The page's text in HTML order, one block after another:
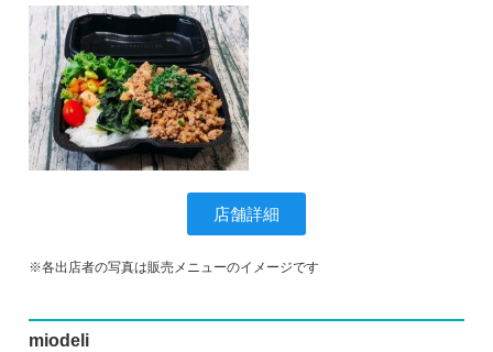
店舗詳細
※各出店者の写真は販売メニューのイメージです
miodeli